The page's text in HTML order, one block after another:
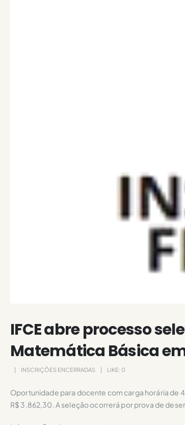
IFCE abre processo
Matemática Básica
INSCRIÇÕES ENCERRADAS LIKE: 0
Oportunidade para docente com carga horária de
R$ 3.862,30. A seleção ocorrerá por prova de